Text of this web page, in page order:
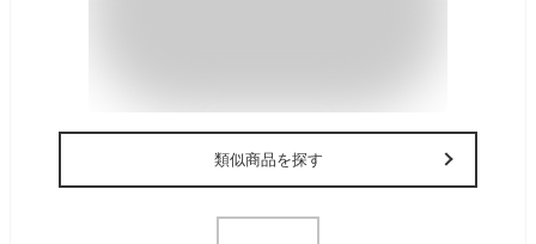
類似商品を探す